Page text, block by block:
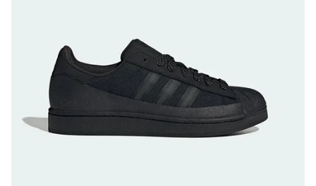
防水鞋推薦 10. PUMA Voyage NITRO™ 4
GORE-TEX：氮氣中底注入，回彈與防滑兼具的
全天候越野跑鞋
防水鞋推薦 11. On Cloudhorizon 2 WP：腳
感軟彈、搭載 Missiongrip™ 的防水輕越野鞋